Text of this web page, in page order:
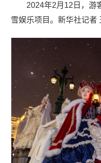
2024年2月12日，游
雪娱乐项目。新华社记者